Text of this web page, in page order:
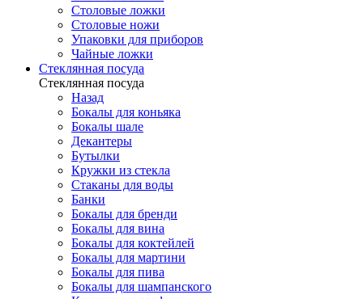
Столовые ложки
Столовые ножи
Упаковки для приборов
Чайные ложки
Стеклянная посуда
Стеклянная посуда
Назад
Бокалы для коньяка
Бокалы шале
Декантеры
Бутылки
Кружки из стекла
Стаканы для воды
Банки
Бокалы для бренди
Бокалы для вина
Бокалы для коктейлей
Бокалы для мартини
Бокалы для пива
Бокалы для шампанского